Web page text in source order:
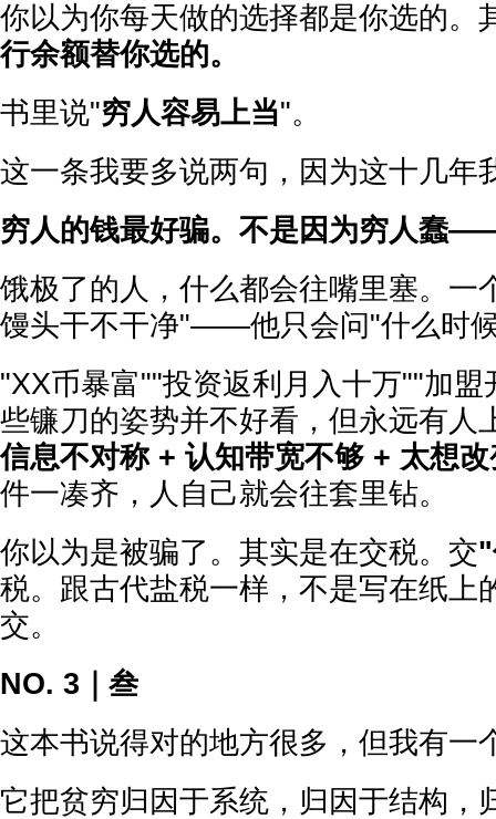
你以为你每天做的选择都是你选的。
行余额替你选的。
书里说"穷人容易上当"。
这一条我要多说两句，因为这十几年
穷人的钱最好骗。不是因为穷人蠢
饿极了的人，什么都会往嘴里塞。一
馒头干不干净"——他只会问"什么时
"XX币暴富""投资返利月入十万""加
些镰刀的姿势并不好看，但永远有人
信息不对称 + 认知带宽不够 + 太想
件一凑齐，人自己就会往套里钻。
你以为是被骗了。其实是在交税。交
税。跟古代盐税一样，不是写在纸上
交。
NO. 3｜叁
这本书说得对的地方很多，但我有
它把贫穷归因于系统，归因于结构，